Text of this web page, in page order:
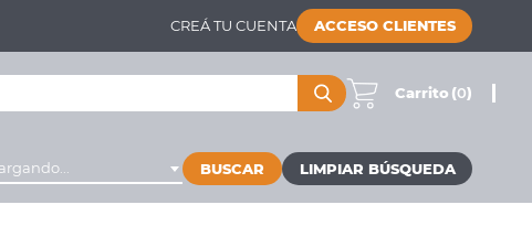
CREÁ TU CUENTA ACCESO CLIENTES
Carrito (0)
BUSCAR